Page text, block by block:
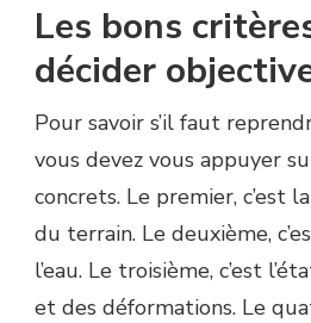
Les bons
décider
Pour savoir s’il faut
vous devez vous appuyer
concrets. Le premier, c’est
du terrain. Le deuxième,
l’eau. Le troisième, c’est
et des déformations. Le